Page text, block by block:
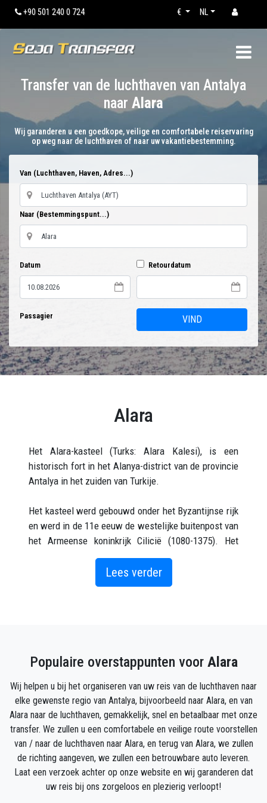
+90 501 240 0 724 NL
€
Transfer van de luchthaven van Antalya
naar Alara
Wij garanderen u een goedkope, veilige en comfortabele reiservaring
op weg naar de luchthaven of naar uw vakantiebestemming.
Van (Luchthaven, Haven, Adres...)
Naar (Bestemmingspunt...)
Datum Retourdatum
Passagier VIND
Alara
Het Alara-kasteel (Turks: Alara Kalesi), is een
historisch fort in het Alanya-district van de provincie
Antalya in het zuiden van Turkije.
Het kasteel werd gebouwd onder het Byzantijnse rijk
en werd in de 11e eeuw de westelijke buitenpost van
het Armeense koninkrijk Cilicië (1080-1375). Het
kasteel heeft een citadel binnen de buitenmuren. De
binnenkant van het kasteel wordt bereikt via een trap
van 180 treden, die in de rots is getunneld. Rond het
Het is een uitzonderlijk meesterwerk dat wacht op
erfgoed van Alanya.
Hoe kom je in Alara?
Alara ligt op de route Antalya-Alanya, in de stad
Okurcalar en binnen de grenzen van het dorp
Çakallar.
Maak gebruik van een deur-tot-deur transfer, een
comfortabele en probleemloze service waarmee u
Lees verder
Populaire overstappunten voor Alara
Wij helpen u bij het organiseren van uw reis van de luchthaven naar
elke gewenste regio van Antalya, bijvoorbeeld naar Alara, en van
Alara naar de luchthaven, gemakkelijk, snel en betaalbaar met onze
transfer. We zullen u een comfortabele en veilige route voorstellen
van / naar de luchthaven naar Alara, en terug van Alara, we zullen
de richting aangeven, we zullen een betrouwbare auto leveren.
Laat een verzoek achter op onze website en wij garanderen dat
uw reis bij ons zorgeloos en plezierig verloopt!